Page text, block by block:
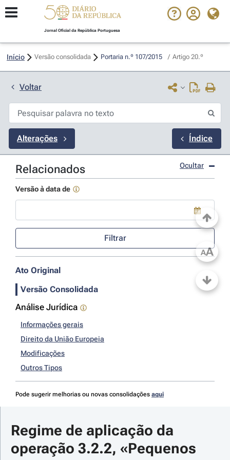
Jornal Oficial da República Portuguesa
Início Versão consolidada Portaria n.º 107/2015 / Artigo 20.º
Voltar
Alterações Índice
Relacionados Ocultar
Versão à data de
Use a tecla de seta para baixo para abrir o calendário; Use as
Filtrar
Ato Original
Versão Consolidada
Análise Jurídica
Informações gerais
Direito da União Europeia
Modificações
Outros Tipos
Pode sugerir melhorias ou novas consolidações aqui
Regime de aplicação da
operação 3.2.2, «Pequenos
AA